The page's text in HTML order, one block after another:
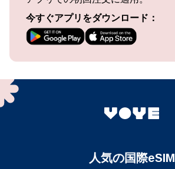
今すぐアプリをダウンロード：
人気の国際eSIM